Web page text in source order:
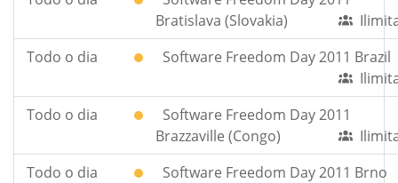
Bratislava (Slovakia)
Todo o dia
Software Freedom Day 2011 Brazil
Todo o dia
Software Freedom Day 2011
Brazzaville (Congo)
Todo o dia
Software Freedom Day 2011 Brno